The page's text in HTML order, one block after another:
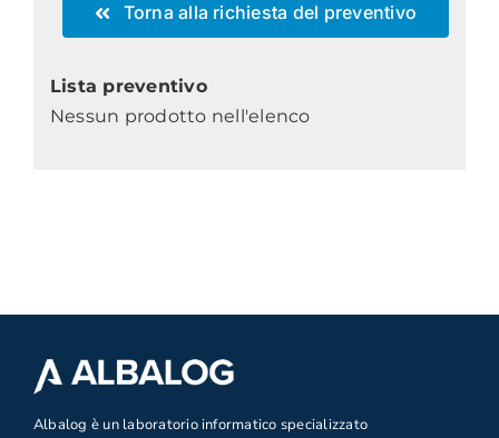
Torna alla richiesta del preventivo
Lista preventivo
Nessun prodotto nell'elenco
Albalog è un laboratorio informatico specializzato